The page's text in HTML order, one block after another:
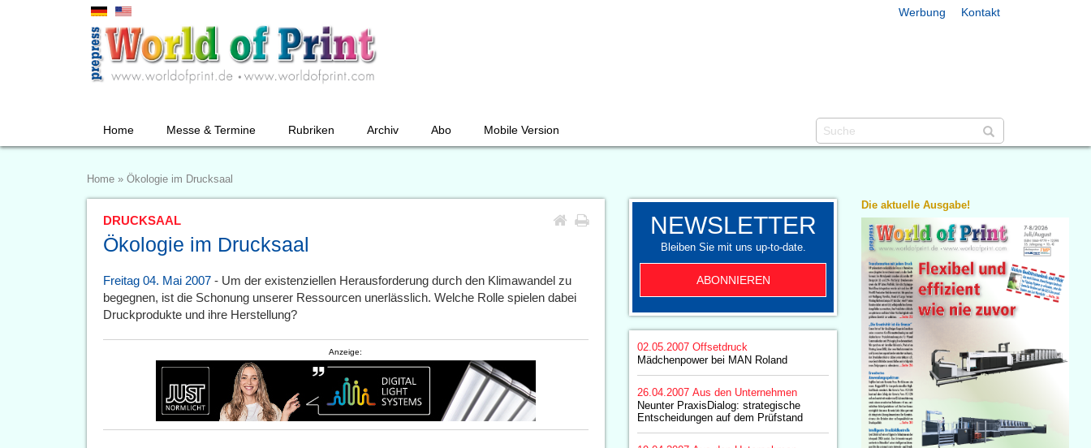
Werbung Kontakt
Home Messe & Termine Rubriken Archiv Abo Mobile Version
Home » Ökologie im Drucksaal
DRUCKSAAL
Ökologie im Drucksaal
Freitag 04. Mai 2007 - Um der existenziellen Herausforderung durch den Klimawandel zu
begegnen, ist die Schonung unserer Ressourcen unerlässlich. Welche Rolle spielen dabei
Druckprodukte und ihre Herstellung?
Anzeige:
NEWSLETTER
Bleiben Sie mit uns up-to-date.
ABONNIEREN
02.05.2007 Offsetdruck
Mädchenpower bei MAN Roland
26.04.2007 Aus den Unternehmen
Neunter PraxisDialog: strategische
Entscheidungen auf dem Prüfstand
Die aktuelle Ausgabe!